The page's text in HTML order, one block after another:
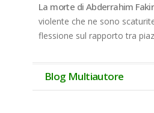
La mor­te di Ab­der­ra­him
vio­len­te che ne sono
fles­sio­ne sul rap­por­to tra
Blog Multiautore